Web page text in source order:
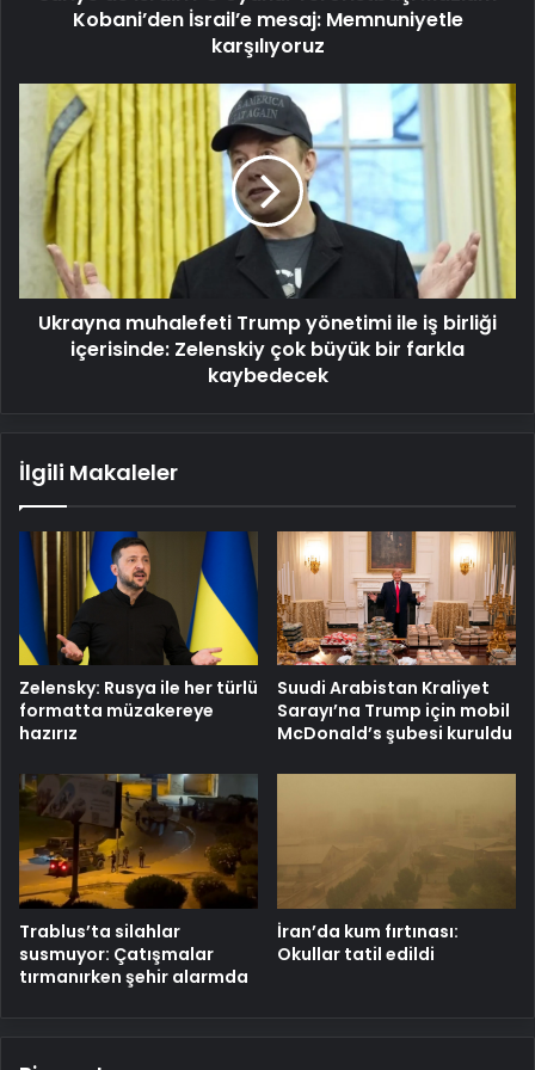
Kobani’den İsrail’e mesaj: Memnuniyetle
karşılıyoruz
Ukrayna
muhalefeti
Trump
yönetimi
birliği
içerisinde:
Zelenskiy
çokUkrayna muhalefeti Trump yönetimi ile iş birliği
içerisinde: Zelenskiy çok büyük bir farkla
kaybedecek
İlgili Makaleler
Zelensky: Rusya ile her türlü
formatta müzakereye
hazırız
Suudi Arabistan Kraliyet
Sarayı’na Trump için mobil
McDonald’s şubesi kuruldu
Trablus’ta silahlar
susmuyor: Çatışmalar
tırmanırken şehir alarmda
İran’da kum fırtınası:
Okullar tatil edildi